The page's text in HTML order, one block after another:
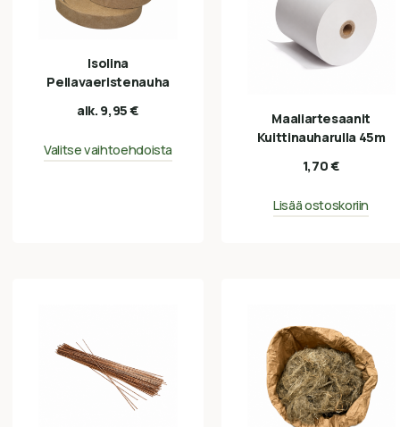
Isolina
Pellavaeristenauha
alk. 9,95€
Valitse vaihtoehdoista
Maaliartesaanit
Kuittinauharulla 45m
1,70€
Lisää ostoskoriin